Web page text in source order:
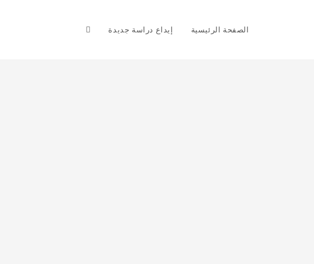
الصفحة الرئيسية إيداع دراسة جديدة Toggle